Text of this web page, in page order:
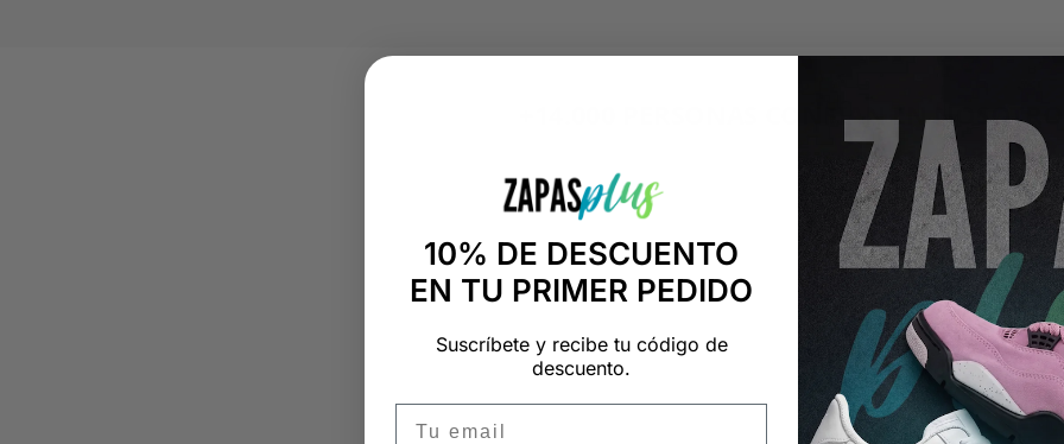
+14.000 PERSONAS CONFÍAN EN
"Consulta nuestras reseñas y compruébalo tú mismo"
10% DE DESCUENTO
EN TU PRIMER PEDIDO
Suscríbete y recibe tu código de
descuento.